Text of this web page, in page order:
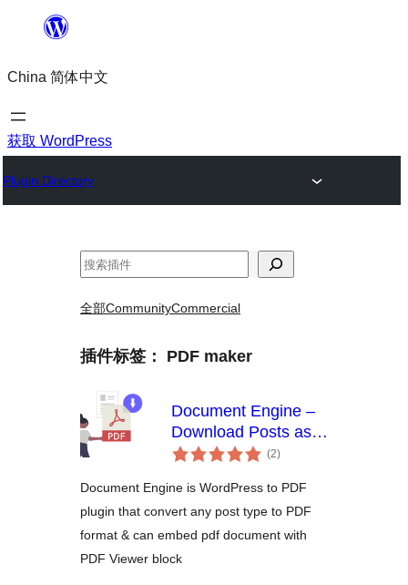
内
容
China 简体中文
获取 WordPress
Plugin Directory
搜
全部CommunityCommercial
插件标签： PDF maker
Document Engine –
Download Posts as
PDF, PDF Embedder,
(2总
评)
Document Engine is WordPress to PDF
plugin that convert any post type to PDF
format & can embed pdf document with
PDF Viewer block